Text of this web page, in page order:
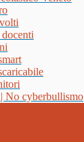
No cyberbullismo